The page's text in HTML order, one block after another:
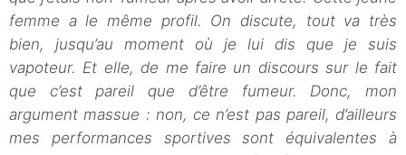
femme a le même profil. On discute, tout va très
bien, jusqu’au moment où je lui dis que je suis
vapoteur. Et elle, de me faire un discours sur le fait
que c’est pareil que d’être fumeur. Donc, mon
argument massue : non, ce n’est pas pareil, d’ailleurs
mes performances sportives sont équivalentes à